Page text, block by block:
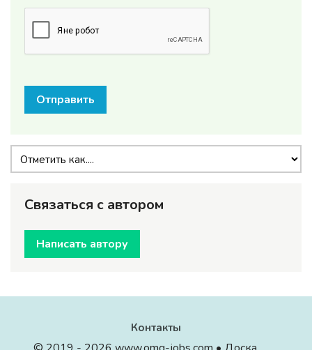
Отправить
Связаться с автором
Написать автору
Контакты